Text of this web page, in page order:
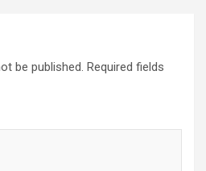
be published. Required fields